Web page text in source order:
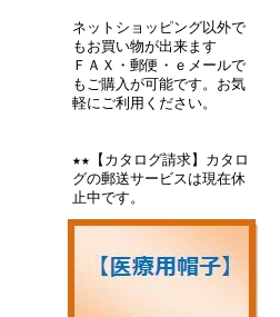
ネットショッピング以外で
もお買い物が出来ます
ＦＡＸ・郵便・ｅメールで
もご購入が可能です。お気
軽にご利用ください。
★★【カタログ請求】カタロ
グの郵送サービスは現在休
止中です。